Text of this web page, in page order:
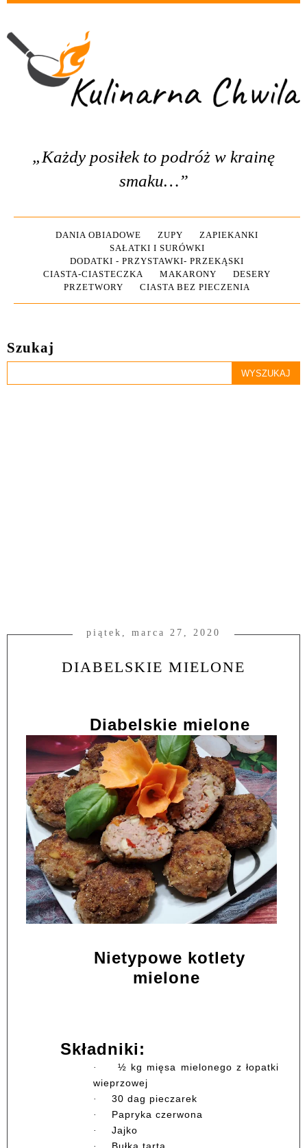
„Każdy posiłek to podróż w krainę
smaku…”
DANIA OBIADOWE ZUPY
ZAPIEKANKI
SAŁATKI I SURÓWKI
DODATKI - PRZYSTAWKI- PRZEKĄSKI
CIASTA-CIASTECZKA
MAKARONY
DESERY
PRZETWORY
CIASTA BEZ PIECZENIA
Szukaj
piątek, marca 27, 2020
DIABELSKIE MIELONE
Diabelskie mielone
Nietypowe kotlety
mielone
Składniki:
·
½ kg mięsa mielonego z łopatki
wieprzowej
· 30 dag pieczarek
· Papryka czerwona
· Jajko
Bułka tarta